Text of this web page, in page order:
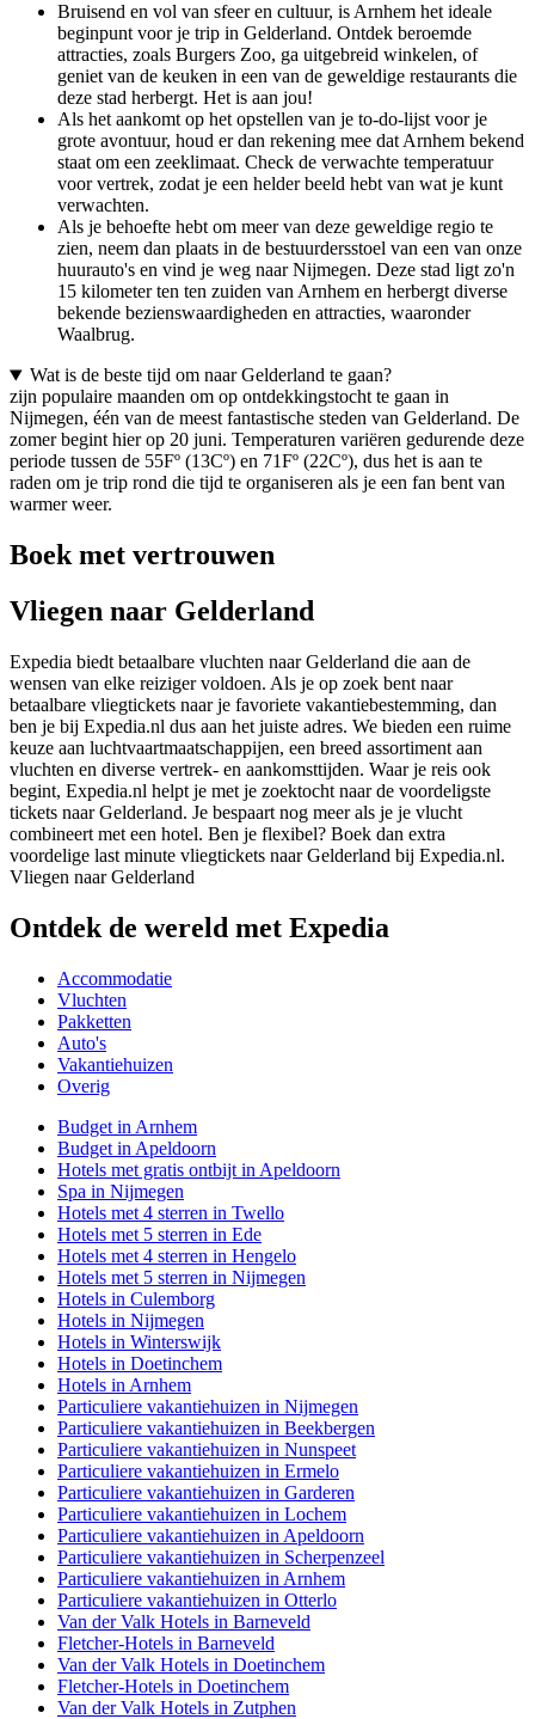
Bruisend en vol van sfeer en cultuur, is Arnhem het ideale
beginpunt voor je trip in Gelderland. Ontdek beroemde
attracties, zoals Burgers Zoo, ga uitgebreid winkelen, of
geniet van de keuken in een van de geweldige restaurants die
deze stad herbergt. Het is aan jou!
Als het aankomt op het opstellen van je to-do-lijst voor je
grote avontuur, houd er dan rekening mee dat Arnhem bekend
staat om een zeeklimaat. Check de verwachte temperatuur
voor vertrek, zodat je een helder beeld hebt van wat je kunt
verwachten.
Als je behoefte hebt om meer van deze geweldige regio te
zien, neem dan plaats in de bestuurdersstoel van een van onze
huurauto's en vind je weg naar Nijmegen. Deze stad ligt zo'n
15 kilometer ten ten zuiden van Arnhem en herbergt diverse
bekende bezienswaardigheden en attracties, waaronder
Waalbrug.
Wat is de beste tijd om naar Gelderland te gaan?
zijn populaire maanden om op ontdekkingstocht te gaan in
Nijmegen, één van de meest fantastische steden van Gelderland. De
zomer begint hier op 20 juni. Temperaturen variëren gedurende deze
periode tussen de 55Fº (13Cº) en 71Fº (22Cº), dus het is aan te
raden om je trip rond die tijd te organiseren als je een fan bent van
warmer weer.
Boek met vertrouwen
Vliegen naar Gelderland
Expedia biedt betaalbare vluchten naar Gelderland die aan de
wensen van elke reiziger voldoen. Als je op zoek bent naar
betaalbare vliegtickets naar je favoriete vakantiebestemming, dan
ben je bij Expedia.nl dus aan het juiste adres. We bieden een ruime
keuze aan luchtvaartmaatschappijen, een breed assortiment aan
vluchten en diverse vertrek- en aankomsttijden. Waar je reis ook
begint, Expedia.nl helpt je met je zoektocht naar de voordeligste
tickets naar Gelderland. Je bespaart nog meer als je je vlucht
combineert met een hotel. Ben je flexibel? Boek dan extra
voordelige last minute vliegtickets naar Gelderland bij Expedia.nl.
Vliegen naar Gelderland
Ontdek de wereld met Expedia
Accommodatie
Vluchten
Pakketten
Auto's
Vakantiehuizen
Overig
Budget in Arnhem
Budget in Apeldoorn
Hotels met gratis ontbijt in Apeldoorn
Spa in Nijmegen
Hotels met 4 sterren in Twello
Hotels met 5 sterren in Ede
Hotels met 4 sterren in Hengelo
Hotels met 5 sterren in Nijmegen
Hotels in Culemborg
Hotels in Nijmegen
Hotels in Winterswijk
Hotels in Doetinchem
Hotels in Arnhem
Particuliere vakantiehuizen in Nijmegen
Particuliere vakantiehuizen in Beekbergen
Particuliere vakantiehuizen in Nunspeet
Particuliere vakantiehuizen in Ermelo
Particuliere vakantiehuizen in Garderen
Particuliere vakantiehuizen in Lochem
Particuliere vakantiehuizen in Apeldoorn
Particuliere vakantiehuizen in Scherpenzeel
Particuliere vakantiehuizen in Arnhem
Particuliere vakantiehuizen in Otterlo
Van der Valk Hotels in Barneveld
Fletcher-Hotels in Barneveld
Van der Valk Hotels in Doetinchem
Fletcher-Hotels in Doetinchem
Van der Valk Hotels in Zutphen